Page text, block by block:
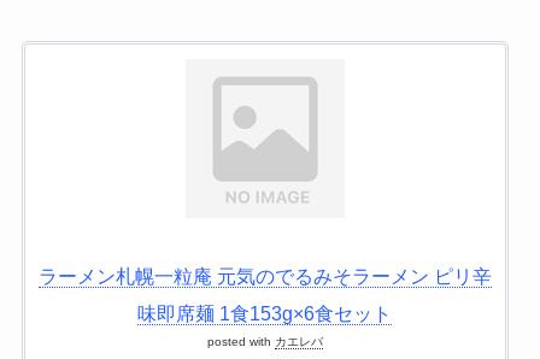
ラーメン札幌一粒庵 元気のでるみそラーメン ピリ辛
味即席麺 1食153g×6食セット
posted with カエレバ